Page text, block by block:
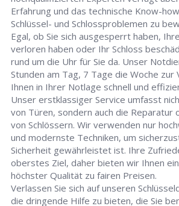
Erfahrung und das technische Know-
Schlüssel- und Schlossproblemen zu
Egal, ob Sie sich ausgesperrt haben,
verloren haben oder Ihr Schloss
rund um die Uhr für Sie da. Unser
Stunden am Tag, 7 Tage die Woche zur
Ihnen in Ihrer Notlage schnell und
Unser erstklassiger Service umfasst
von Türen, sondern auch die Reparatur
von Schlössern. Wir verwenden nur
und modernste Techniken, um
Sicherheit gewährleistet ist. Ihre
oberstes Ziel, daher bieten wir Ihnen
höchster Qualität zu fairen Preisen.
Verlassen Sie sich auf unseren
die dringende Hilfe zu bieten, die Sie